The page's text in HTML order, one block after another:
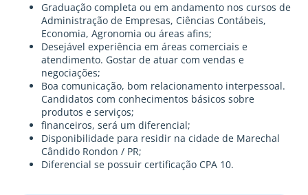
Graduação completa ou em andamento nos cursos de
Administração de Empresas, Ciências Contábeis,
Economia, Agronomia ou áreas afins;
Desejável experiência em áreas comerciais e
atendimento. Gostar de atuar com vendas e
negociações;
Boa comunicação, bom relacionamento interpessoal.
Candidatos com conhecimentos básicos sobre
produtos e serviços;
financeiros, será um diferencial;
Disponibilidade para residir na cidade de Marechal
Cândido Rondon / PR;
Diferencial se possuir certificação CPA 10.